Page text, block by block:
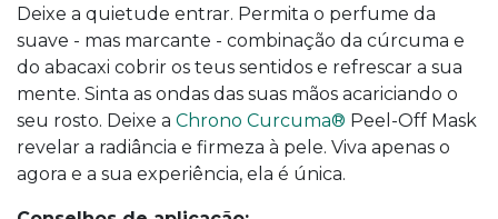
Deixe a quietude entrar. Permita o perfume da
suave - mas marcante - combinação da cúrcuma e
do abacaxi cobrir os teus sentidos e refrescar a sua
mente. Sinta as ondas das suas mãos acariciando o
seu rosto. Deixe a Chrono Curcuma® Peel-Off Mask
revelar a radiância e firmeza à pele. Viva apenas o
agora e a sua experiência, ela é única.